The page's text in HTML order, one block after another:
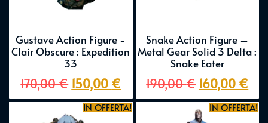
Gustave Action Figure -
Clair Obscure : Expedition
33
170,00€ 150,00 €
Snake Action Figure –
Metal Gear Solid 3 Delta :
Snake Eater
190,00€ 160,00 €
IN OFFERTA! IN OFFERTA!